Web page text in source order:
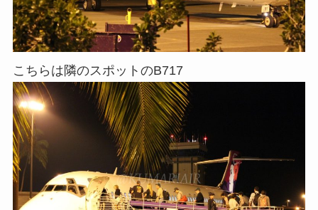
こちらは隣のスポットのB717